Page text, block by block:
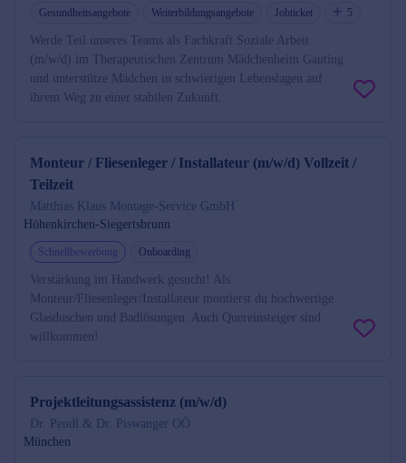
Gesundheitsangebote Weiterbildungsangebote Jobticket 5
Werde Teil unseres Teams als Fachkraft Soziale Arbeit
(m/w/d) im Therapeutischen Zentrum Mädchenheim Gauting
und unterstütze Mädchen in schwierigen Lebenslagen auf
ihrem Weg zu einer stabilen Zukunft.
Monteur / Fliesenleger / Installateur (m/w/d) Vollzeit /
Teilzeit
Matthias Klaus Montage-Service GmbH
Höhenkirchen-Siegertsbrunn
Schnellbewerbung Onboarding
Verstärkung im Handwerk gesucht! Als
Monteur/Fliesenleger/Installateur montierst du hochwertige
Glasduschen und Badlösungen. Auch Quereinsteiger sind
willkommen!
Projektleitungsassistenz (m/w/d)
Dr. Pendl & Dr. Piswanger OÖ
München